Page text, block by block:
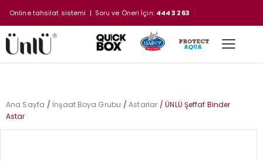
Online tahsilat sistemi | Soru ve Öneri İçin: 444 3 263
Ana Sayfa İnşaat Boya Grubu Astarlar
ÜNLÜ Şeffaf Binder
Astar